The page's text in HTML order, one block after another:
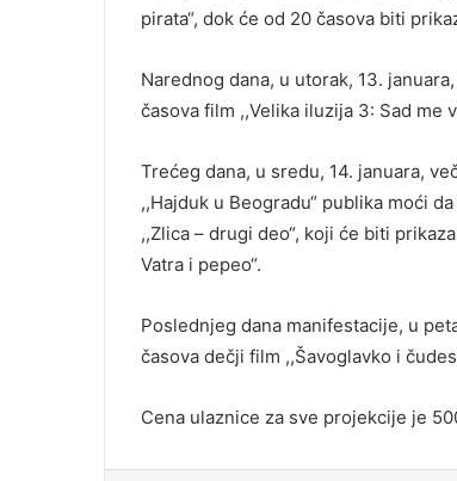
pirata“, dok će od 20 časova biti
Narednog dana, u utorak, 13.
časova film ,,Velika iluzija 3: Sad me
Trećeg dana, u sredu, 14. januara,
,,Hajduk u Beogradu“ publika moći
,,Zlica – drugi deo“, koji će biti
Vatra i pepeo“.
Poslednjeg dana manifestacije, u
časova dečji film ,,Šavoglavko i
Cena ulaznice za sve projekcije je